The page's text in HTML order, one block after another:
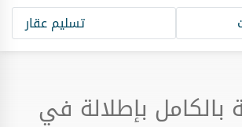
تسليم عقار
بإطلالة في